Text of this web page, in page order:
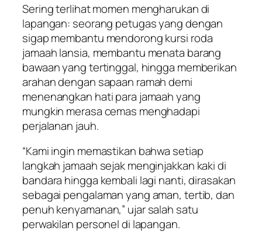
Sering terlihat momen mengharukan di
lapangan: seorang petugas yang dengan
sigap membantu mendorong kursi roda
jamaah lansia, membantu menata barang
bawaan yang tertinggal, hingga memberikan
arahan dengan sapaan ramah demi
menenangkan hati para jamaah yang
mungkin merasa cemas menghadapi
perjalanan jauh.
“Kami ingin memastikan bahwa setiap
langkah jamaah sejak menginjakkan kaki di
bandara hingga kembali lagi nanti, dirasakan
sebagai pengalaman yang aman, tertib, dan
penuh kenyamanan,” ujar salah satu
perwakilan personel di lapangan.